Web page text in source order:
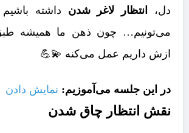
دل،
انتظار لاغر شدن داشته
می‌تونیم… چون ذهن ما همیشه
ازش داریم عمل می‌کنه 💫💪
در این جلسه می‌آموزیم: نمایش دادن
نقش انتظار چاق شدن